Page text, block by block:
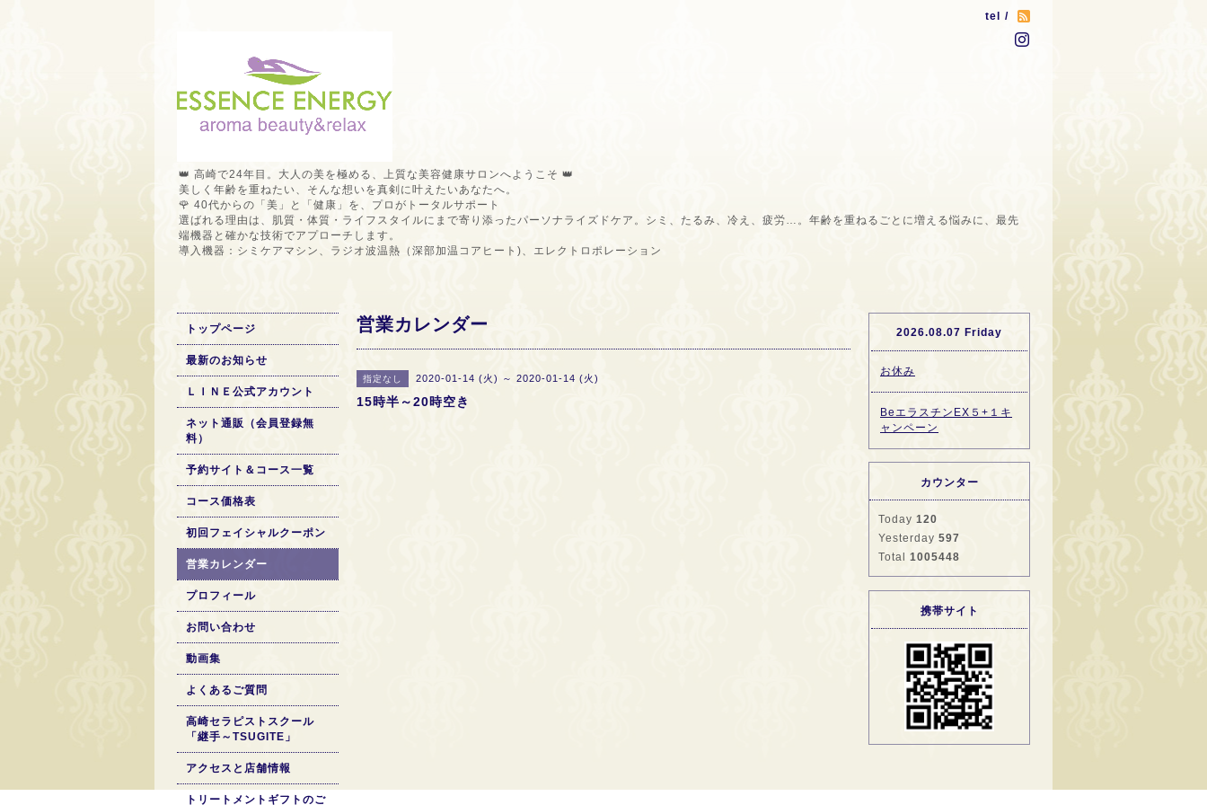
tel /
👑 高崎で24年目。大人の美を極める、上質な美容健康サロンへようこそ 👑
美しく年齢を重ねたい、そんな想いを真剣に叶えたいあなたへ。
🌹 40代からの「美」と「健康」を、プロがトータルサポート
選ばれる理由は、肌質・体質・ライフスタイルにまで寄り添ったパーソナライズドケア。シミ、たるみ、冷え、疲労…。年齢を重ねるごとに増える悩みに、最先
端機器と確かな技術でアプローチします。
導入機器：シミケアマシン、ラジオ波温熱（深部加温コアヒート)、エレクトロポレーション
営業カレンダー
指定なし 2020-01-14 (火) ～ 2020-01-14 (火)
15時半～20時空き
トップページ
最新のお知らせ
ＬＩＮＥ公式アカウント
ネット通販（会員登録無
料）
予約サイト＆コース一覧
コース価格表
初回フェイシャルクーポン
営業カレンダー
プロフィール
お問い合わせ
動画集
よくあるご質問
高崎セラピストスクール
「継手～TSUGITE」
アクセスと店舗情報
トリートメントギフトのご
2026.08.07 Friday
お休み
BeエラスチンEX５+１キ
ャンペーン
カウンター
Today 120
Yesterday 597
Total 1005448
携帯サイト